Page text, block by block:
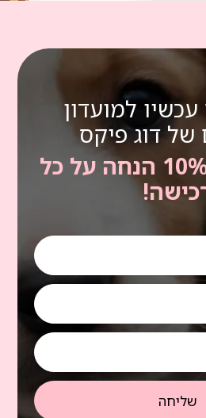
למועדון
של דוג פיקס
ונהנים מ – 10% הנחה על כל
שליחה